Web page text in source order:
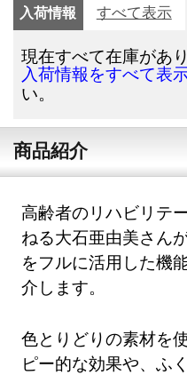
入荷情報 すべて表示
現在すべて在庫があり
入荷情報をすべて表
い。
商品紹介
高齢者のリハビリテ
ねる大石亜由美さん
をフルに活用した機
介します。
色とりどりの素材を
ピー的な効果や、ふ